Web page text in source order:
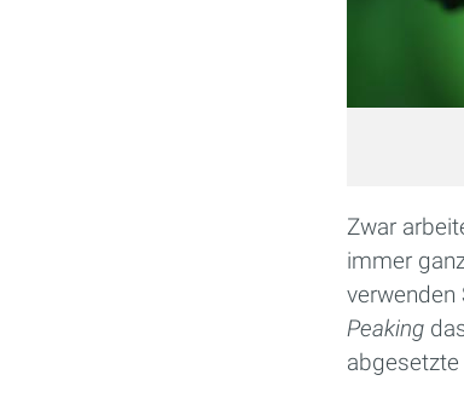
Zwar
immer
verwenden
Peaking